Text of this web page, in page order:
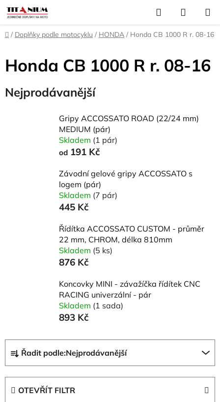
Přejít
na
obsah
Hledat
KOŠÍK
Domů
/ Doplňky podle motocyklu / HONDA / Honda CB 1000 R r. 08-16
Honda CB 1000 R r. 08-16
Nejprodávanější
Gripy ACCOSSATO ROAD (22/24 mm)
MEDIUM (pár)
Skladem (1 pár)
od 191 Kč
Závodní gelové gripy ACCOSSATO s
logem (pár)
Skladem (7 pár)
445 Kč
Řídítka ACCOSSATO CUSTOM - průměr
22 mm, CHROM, délka 810mm
Skladem (5 ks)
876 Kč
Koncovky MINI - závažíčka řídítek CNC
RACING univerzální - pár
Skladem (1 sada)
893 Kč
a
z
Řadit podle:Nejprodávanější
OTEVŘÍT FILTR